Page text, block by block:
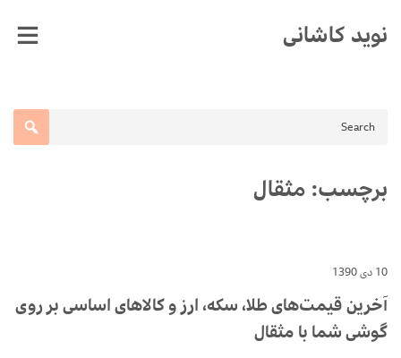
content
نوید کاشانی
برچسب: مثقال
10 دی 1390
آخرین قیمت‌های طلا، سکه، ارز و کالاهای اساسی بر روی
گوشی شما با مثقال